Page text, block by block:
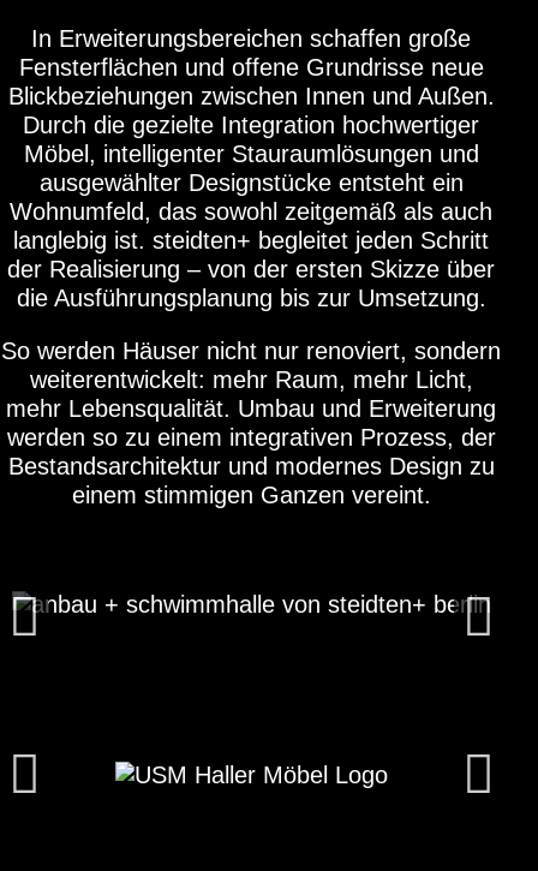
In Erweiterungsbereichen schaffen große
Fensterflächen und offene Grundrisse neue
Blickbeziehungen zwischen Innen und Außen.
Durch die gezielte Integration hochwertiger
Möbel, intelligenter Stauraumlösungen und
ausgewählter Designstücke entsteht ein
Wohnumfeld, das sowohl zeitgemäß als auch
langlebig ist. steidten+ begleitet jeden Schritt
der Realisierung – von der ersten Skizze über
die Ausführungsplanung bis zur Umsetzung.
So werden Häuser nicht nur renoviert, sondern
weiterentwickelt: mehr Raum, mehr Licht,
mehr Lebensqualität. Umbau und Erweiterung
werden so zu einem integrativen Prozess, der
Bestandsarchitektur und modernes Design zu
einem stimmigen Ganzen vereint.